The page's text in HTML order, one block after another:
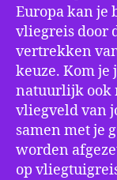
Europa kan je
vliegreis door
vertrekken
keuze. Kom je
natuurlijk ook
vliegveld van
samen met je
worden
op